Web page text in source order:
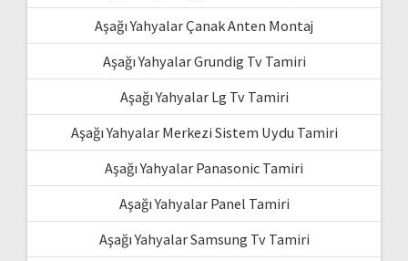
Aşağı Yahyalar Çanak Anten Montaj
Aşağı Yahyalar Grundig Tv Tamiri
Aşağı Yahyalar Lg Tv Tamiri
Aşağı Yahyalar Merkezi Sistem Uydu Tamiri
Aşağı Yahyalar Panasonic Tamiri
Aşağı Yahyalar Panel Tamiri
Aşağı Yahyalar Samsung Tv Tamiri